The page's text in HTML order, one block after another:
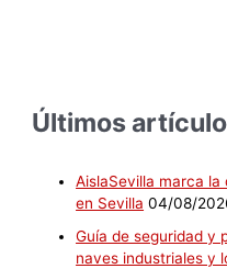
Últimos
AislaSevilla marca
en Sevilla 04/08/
Guía de seguridad y
naves industriales y